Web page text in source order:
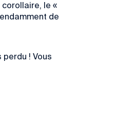
le «
de
! Vous